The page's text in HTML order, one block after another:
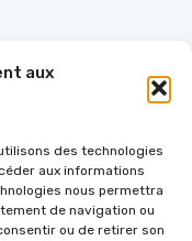
aux
des technologies
aux informations
nous permettra
de navigation ou
ou de retirer son
(UE)